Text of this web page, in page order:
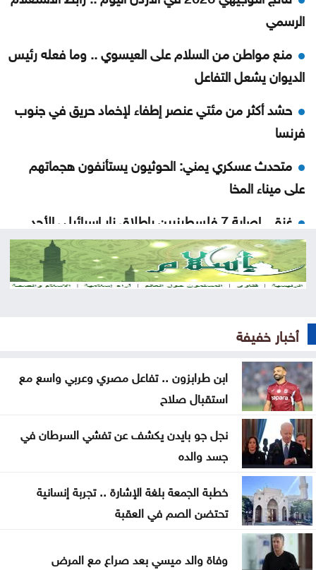
الرسمي
منع مواطن من السلام على العيسوي .. وما فعله رئيس
الديوان يشعل التفاعل
حشد أكثر من مئتي عنصر إطفاء لإخماد حريق في جنوب
فرنسا
متحدث عسكري يمني: الحوثيون يستأنفون هجماتهم
على ميناء المخا
غزة .. إصابة 7 فلسطينيين بإطلاق نار إسرائيلي الأحد
إيران .. تعيين محسن رضائي أمينا عاما للمجلس الأعلى
للأمن القومي
القتال في 3 جبهات
ترمب: نراقب إيران اقتصادياً ونؤجل أي تحرك عسكري
كبير
الحيصة: أراضي مشروع سكة العقبة ستسجل باسم
خزينة الدولة
صورة تختصر حكاية إنجاز .. وحفل سيبقى محفورا في
ذاكرة جامعة آل البيت
حين لا يعود القمع ضروريًا: كيف تُنتَج اللامبالاة
السياسية؟
أخبار خفيفة
ابن طرابزون .. تفاعل مصري وعربي واسع مع
استقبال صلاح
نجل جو بايدن يكشف عن تفشي السرطان في
جسد والده
خطبة الجمعة بلغة الإشارة .. تجربة إنسانية
تحتضن الصم في العقبة
وفاة والد ميسي بعد صراع مع المرض